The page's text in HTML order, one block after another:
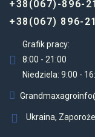
+38(067)-896-
+38(067) 896-
Grafik pracy:
8:00 - 21:00
Niedziela: 9:00 -
Ukraina, Zaporoże